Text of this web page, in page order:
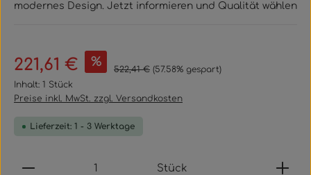
modernes Design. Jetzt informieren und Qualität wählen
Verkaufspreis:
221,61 € % Regulärer Preis:
522,41 € (57.58% gespart)
Inhalt: 1 Stück
Preise inkl. MwSt. zzgl. Versandkosten
Lieferzeit: 1 - 3 Werktage
Produkt Anzahl: Gib den gewünschten Wert
Stück